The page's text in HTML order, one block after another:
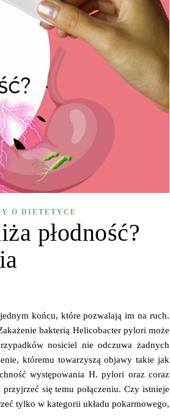
O DIETETYCE
płodność?
końcu, które pozwalają im na ruch.
bakterią Helicobacter pylori może
nosiciel nie odczuwa żadnych
któremu towarzyszą objawy takie jak
występowania H. pylori oraz coraz
się temu połączeniu. Czy istnieje
tylko w kategorii układu pokarmowego,